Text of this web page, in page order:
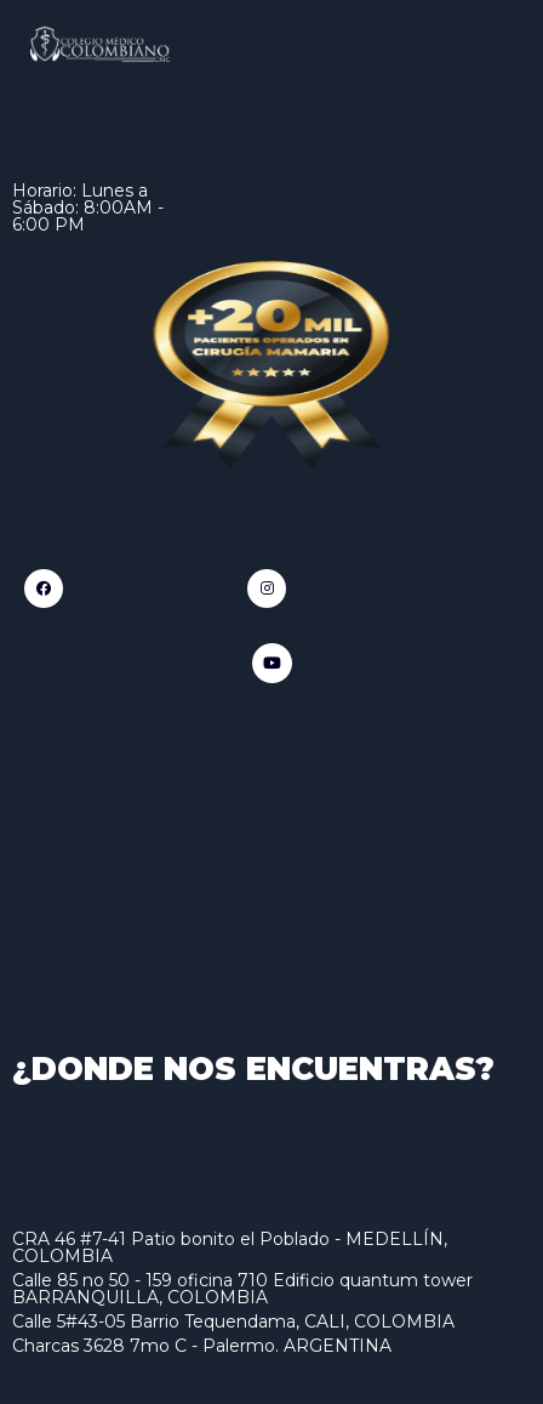
Horario: Lunes a
Sábado: 8:00AM -
6:00 PM
¿DONDE NOS ENCUENTRAS?
CRA 46 #7-41 Patio bonito el Poblado - MEDELLÍN,
COLOMBIA
Calle 85 no 50 - 159 oficina 710 Edificio quantum tower
BARRANQUILLA, COLOMBIA
Calle 5#43-05 Barrio Tequendama, CALI, COLOMBIA
Charcas 3628 7mo C - Palermo. ARGENTINA